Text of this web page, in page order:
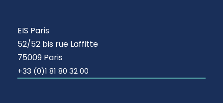
EIS Paris
52/52 bis rue Laffitte
75009 Paris
+33 (0)1 81 80 32 00